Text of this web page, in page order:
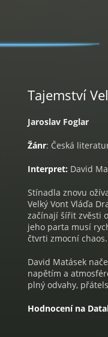
Tajemství
Jaroslav Foglar
Žánr: Česká
Interpret: David
Stínadla znovu
Velký Vont Vláďa
začínají šířit zvěsti
jeho parta musí
čtvrti zmocní chaos.
David Matásek
napětím a
plný odvahy,
Hodnocení na